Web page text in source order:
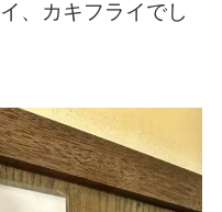
、カキフライでし